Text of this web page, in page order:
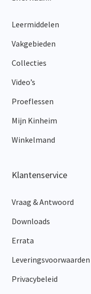
Leermiddelen
Vakgebieden
Collecties
Video’s
Proeflessen
Mijn Kinheim
Winkelmand
Klantenservice
Vraag & Antwoord
Downloads
Errata
Leveringsvoorwaarden
Privacybeleid